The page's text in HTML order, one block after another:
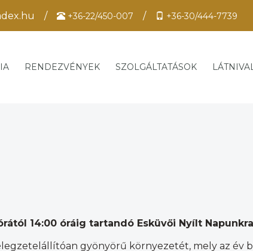
/ +36-22/450-007 / +36-30/444-7739
RENDEZVÉNYEK SZOLGÁLTATÁSOK
14:00 óráig tartandó Esküvői Nyílt
gyönyörű környezetét, mely az év